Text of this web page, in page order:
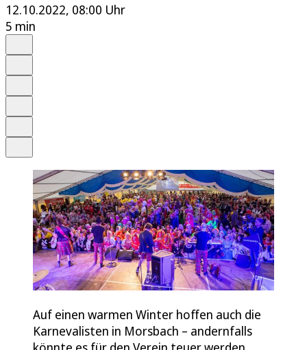
12.10.2022, 08:00 Uhr
5 min
Auf einen warmen Winter hoffen auch die
Karnevalisten in Morsbach – andernfalls